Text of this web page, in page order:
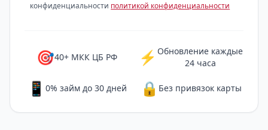
конфиденциальности политикой конфиденциальности
🎯40+ МКК ЦБ РФ ⚡ Обновление каждые
24 часа
📱 0% займ до 30 дней 🔒 Без привязок карты